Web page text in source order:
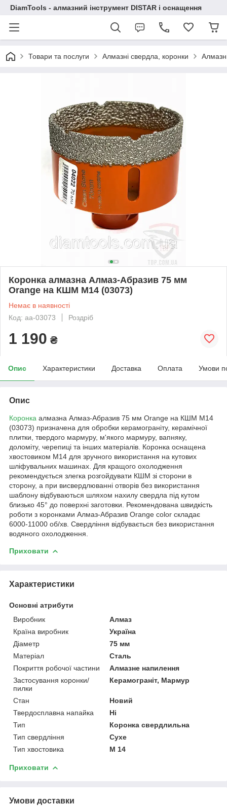
DiamTools - алмазний інструмент DISTAR і оснащення
Товари та послуги Алмазні свердла, коронки
Коронка алмазна Алмаз-Абразив 75 мм
Orange на КШМ M14 (03073)
Немає в наявності
Код: aa-03073
Роздріб
1 190 ₴
Опис Характеристики Доставка Оплата Умови
Опис
Коронка алмазна Алмаз-Абразив 75 мм Orange на КШМ M14
(03073) призначена для обробки керамограніту, керамічної
плитки, твердого мармуру, м'якого мармуру, вапняку,
доломіту, черепиці та інших матеріалів. Коронка оснащена
хвостовиком M14 для зручного використання на кутових
шліфувальних машинах. Для кращого охолодження
рекомендується злегка розгойдувати КШМ зі сторони в
сторону, а при висвердлюванні отворів без використання
шаблону відбуваються шляхом нахилу свердла під кутом
близько 45° до поверхні заготовки. Рекомендована швидкість
роботи з коронками Алмаз-Абразив Orange color складає
6000-11000 об/хв. Свердління відбувається без використання
водяного охолодження.
Приховати
Характеристики
Основні атрибути
Виробник
Алмаз
Країна виробник
Україна
Діаметр
75 мм
Матеріал
Сталь
Покриття робочої частини
Алмазне напилення
Застосування коронки/
пилки
Керамограніт, Мармур
Стан
Новий
Твердосплавна напайка
Ні
Тип
Коронка свердлильна
Тип свердління
Сухе
Тип хвостовика
М 14
Приховати
Умови доставки